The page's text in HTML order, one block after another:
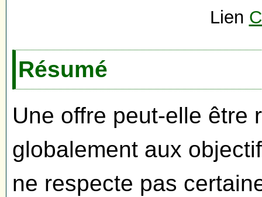
Lien
Résumé
Une offre peut-elle être
globalement aux
ne respecte pas